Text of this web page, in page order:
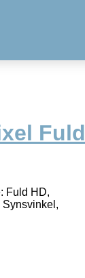
Fuld
Fuld HD,